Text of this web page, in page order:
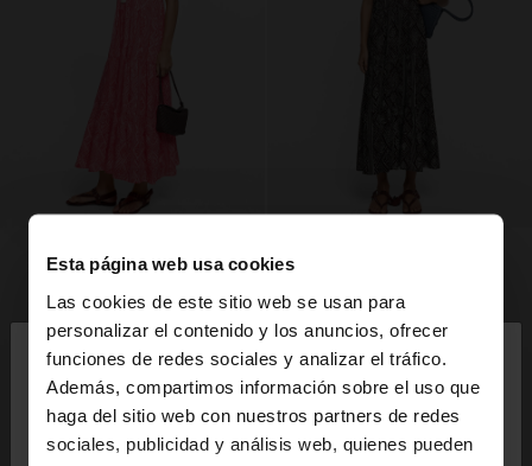
Esta página web usa cookies
Las cookies de este sitio web se usan para
personalizar el contenido y los anuncios, ofrecer
funciones de redes sociales y analizar el tráfico.
Además, compartimos información sobre el uso que
haga del sitio web con nuestros partners de redes
sociales, publicidad y análisis web, quienes pueden
hola
Estás accediendo a la web de España. ¿Quieres ir a
la web de United States?